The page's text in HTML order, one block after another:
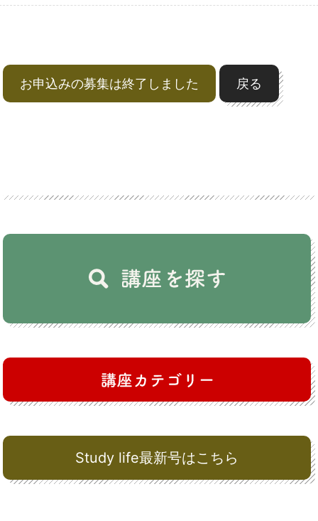
Study life最新号はこちら
お申込みの募集は終了しました 戻る